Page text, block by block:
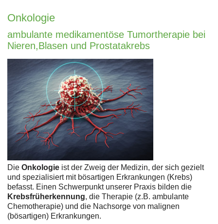
Onkologie
ambulante medikamentöse Tumortherapie bei
Nieren,Blasen und Prostatakrebs
Die Onkologie ist der Zweig der Medizin, der sich gezielt
und spezialisiert mit bösartigen Erkrankungen (Krebs)
befasst. Einen Schwerpunkt unserer Praxis bilden die
Krebsfrüherkennung, die Therapie (z.B. ambulante
Chemotherapie) und die Nachsorge von malignen
(bösartigen) Erkrankungen.